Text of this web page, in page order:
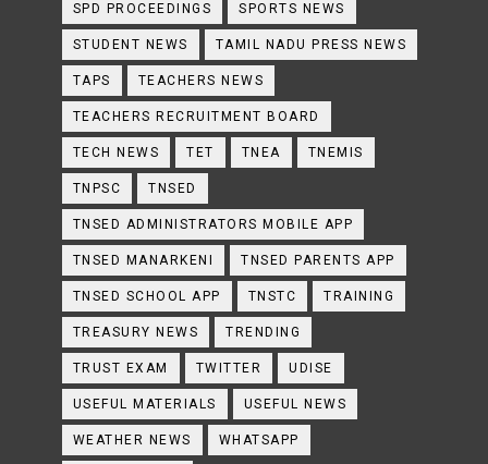
SPD PROCEEDINGS SPORTS NEWS
STUDENT NEWS TAMIL NADU PRESS NEWS
TAPS TEACHERS NEWS
TEACHERS RECRUITMENT BOARD
TECH NEWS TET TNEA TNEMIS
TNPSC TNSED
TNSED ADMINISTRATORS MOBILE APP
TNSED MANARKENI TNSED PARENTS APP
TNSED SCHOOL APP TNSTC TRAINING
TREASURY NEWS TRENDING
TRUST EXAM TWITTER UDISE
USEFUL MATERIALS USEFUL NEWS
WEATHER NEWS WHATSAPP